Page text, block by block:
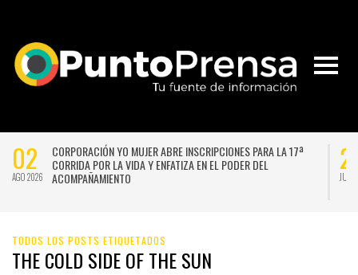
02
AGO 2026
CORPORACIÓN YO MUJER ABRE INSCRIPCIONES PARA LA 17ª
CORRIDA POR LA VIDA Y ENFATIZA EN EL PODER DEL
ACOMPAÑAMIENTO
JUL
TODOS LOS POSTS ETIQUETADOS
THE COLD SIDE OF THE SUN